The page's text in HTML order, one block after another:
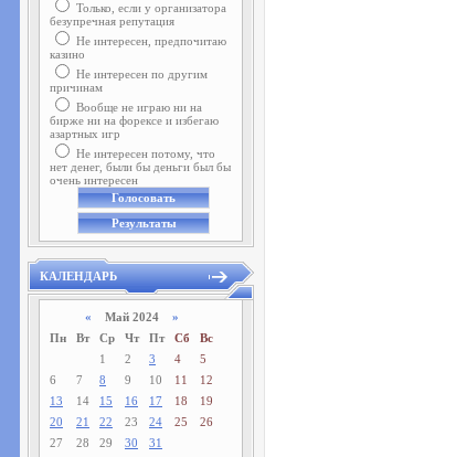
Только, если у организатора
безупречная репутация
Не интересен, предпочитаю
казино
Не интересен по другим
причинам
Вообще не играю ни на
бирже ни на форексе и избегаю
азартных игр
Не интересен потому, что
нет денег, были бы деньги был бы
очень интересен
КАЛЕНДАРЬ
« Май 2024 »
Пн
Вт Ср Чт Пт Сб
Вс
1
2 3 4
5
6
7 8 9 10 11
12
13
14 15 16 17 18
19
20
21 22 23 24 25
26
27
28 29 30 31